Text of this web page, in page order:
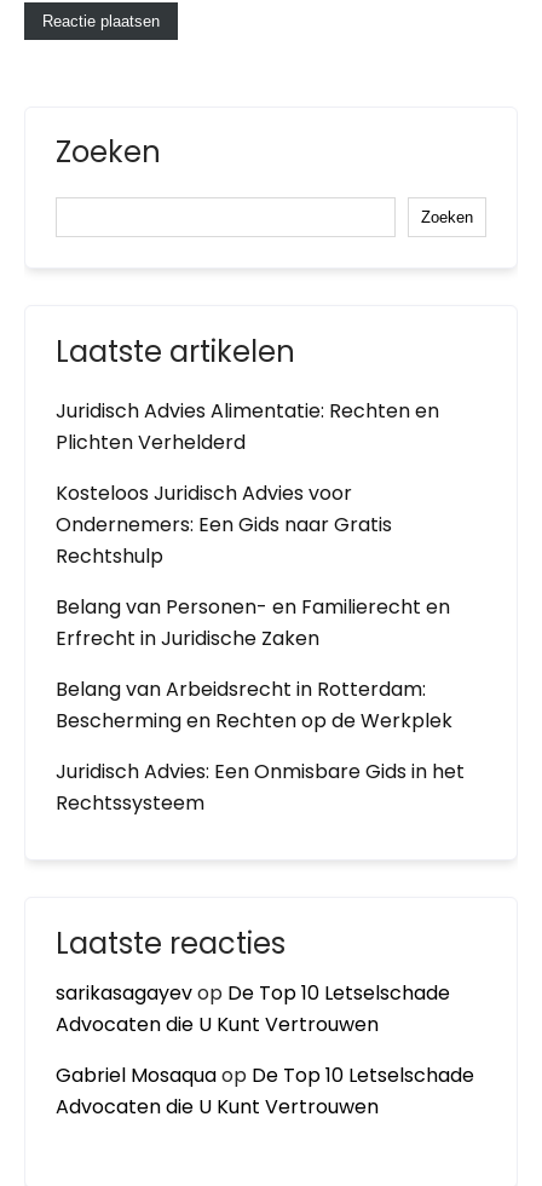
Zoeken
Zoeken
Laatste artikelen
Juridisch Advies Alimentatie: Rechten en
Plichten Verhelderd
Kosteloos Juridisch Advies voor
Ondernemers: Een Gids naar Gratis
Rechtshulp
Belang van Personen- en Familierecht en
Erfrecht in Juridische Zaken
Belang van Arbeidsrecht in Rotterdam:
Bescherming en Rechten op de Werkplek
Juridisch Advies: Een Onmisbare Gids in het
Rechtssysteem
Laatste reacties
sarikasagayevop De Top 10 Letselschade
Advocaten die U Kunt Vertrouwen
Gabriel Mosaquaop De Top 10 Letselschade
Advocaten die U Kunt Vertrouwen